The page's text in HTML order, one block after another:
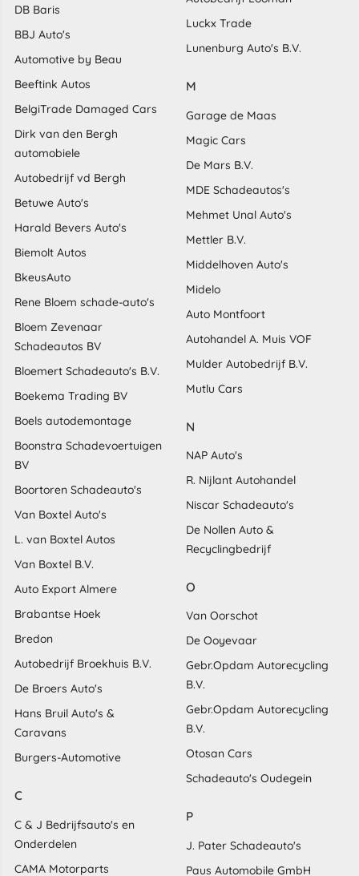
DB Baris
BBJ Auto's
Automotive by Beau
Beeftink Autos
BelgiTrade Damaged Cars
Dirk van den Bergh
automobiele
Autobedrijf vd Bergh
Betuwe Auto's
Harald Bevers Auto's
Biemolt Autos
BkeusAuto
Rene Bloem schade-auto's
Bloem Zevenaar
Schadeautos BV
Bloemert Schadeauto's B.V.
Boekema Trading BV
Boels autodemontage
Boonstra Schadevoertuigen
BV
Boortoren Schadeauto's
Van Boxtel Auto's
L. van Boxtel Autos
Van Boxtel B.V.
Auto Export Almere
Brabantse Hoek
Bredon
Autobedrijf Broekhuis B.V.
De Broers Auto's
Hans Bruil Auto's &
Caravans
Burgers-Automotive
C
C & J Bedrijfsauto's en
Onderdelen
CAMA Motorparts
Luckx Trade
Lunenburg Auto's B.V.
M
Garage de Maas
Magic Cars
De Mars B.V.
MDE Schadeautos's
Mehmet Unal Auto's
Mettler B.V.
Middelhoven Auto's
Midelo
Auto Montfoort
Autohandel A. Muis VOF
Mulder Autobedrijf B.V.
Mutlu Cars
N
NAP Auto's
R. Nijlant Autohandel
Niscar Schadeauto's
De Nollen Auto &
Recyclingbedrijf
O
Van Oorschot
De Ooyevaar
Gebr.Opdam Autorecycling
B.V.
Gebr.Opdam Autorecycling
B.V.
Otosan Cars
Schadeauto's Oudegein
P
J. Pater Schadeauto's
Paus Automobile GmbH